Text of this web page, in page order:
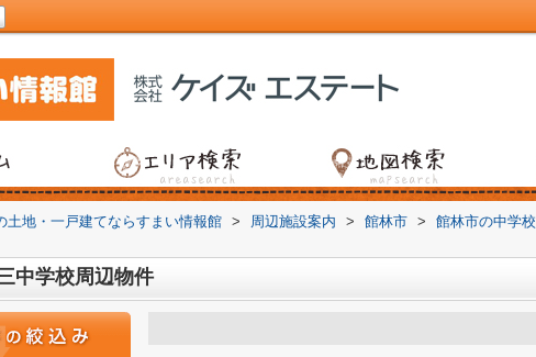
土地・一戸建てならすまい情報館 > 周辺施設案内 > 館林市 > 館林市の中学校
中学校周辺物件